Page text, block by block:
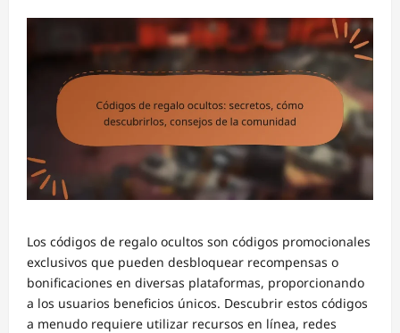
Los códigos de regalo ocultos son códigos promocionales
exclusivos que pueden desbloquear recompensas o
bonificaciones en diversas plataformas, proporcionando
a los usuarios beneficios únicos. Descubrir estos códigos
a menudo requiere utilizar recursos en línea, redes